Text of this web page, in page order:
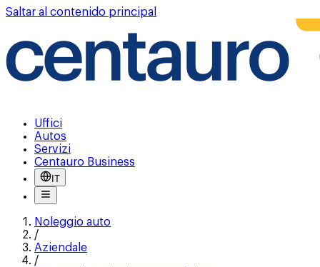
Saltar al contenido principal
Uffici
Autos
Servizi
Centauro Business
IT
Noleggio auto
/
Aziendale
/